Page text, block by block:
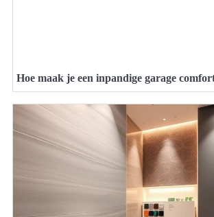
Hoe maak je een inpandige garage